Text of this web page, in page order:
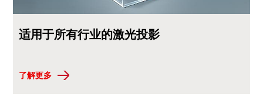
适用于所有行业的激光投影
了解更多